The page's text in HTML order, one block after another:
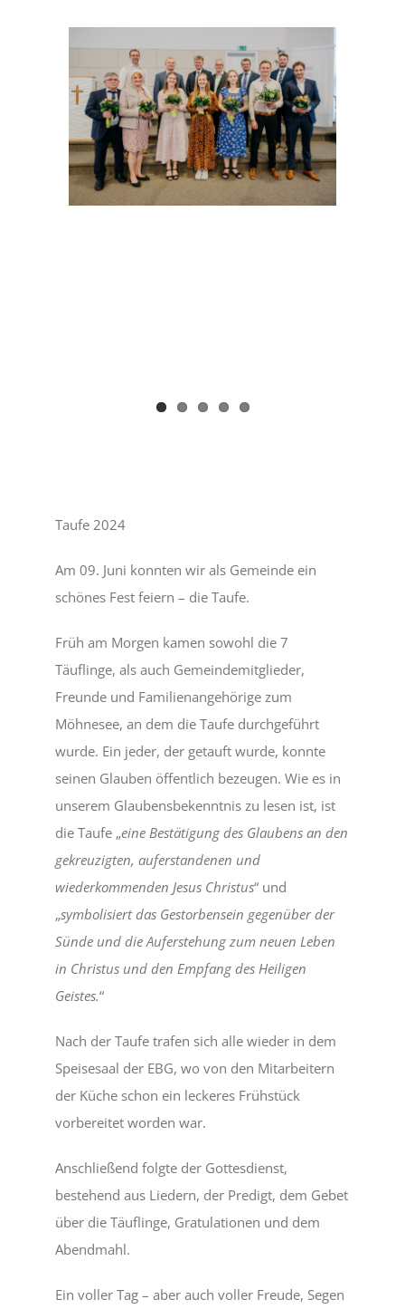
grösseres
Bild
Taufe 2024
Am 09. Juni konnten wir als Gemeinde ein
schönes Fest feiern – die Taufe.
Früh am Morgen kamen sowohl die 7
Täuflinge, als auch Gemeindemitglieder,
Freunde und Familienangehörige zum
Möhnesee, an dem die Taufe durchgeführt
wurde. Ein jeder, der getauft wurde, konnte
seinen Glauben öffentlich bezeugen. Wie es in
unserem Glaubensbekenntnis zu lesen ist, ist
die Taufe „eine Bestätigung des Glaubens an den
gekreuzigten, auferstandenen und
wiederkommenden Jesus Christus“ und
„symbolisiert das Gestorbensein gegenüber der
Sünde und die Auferstehung zum neuen Leben
in Christus und den Empfang des Heiligen
Geistes.“
Nach der Taufe trafen sich alle wieder in dem
Speisesaal der EBG, wo von den Mitarbeitern
der Küche schon ein leckeres Frühstück
vorbereitet worden war.
Anschließend folgte der Gottesdienst,
bestehend aus Liedern, der Predigt, dem Gebet
über die Täuflinge, Gratulationen und dem
Abendmahl.
Ein voller Tag – aber auch voller Freude, Segen